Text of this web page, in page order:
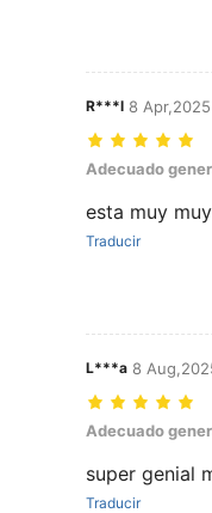
R***l 8 Apr,2025
Adecuado
Adecuado
esta muy
Traducir
L***a 8
Adecuado
Adecuado
super genial
Traducir